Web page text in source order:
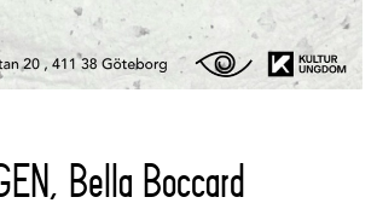
Bella Boccard